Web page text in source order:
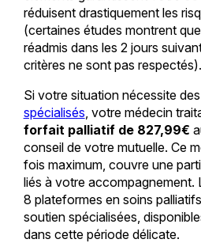
réduisent drastiquement les
(certaines études montrent
réadmis dans les 2 jours
critères ne sont pas respectés).
Si votre situation nécessite des
spécialisés , votre médecin
forfait palliatif de 827,99€
conseil de votre mutuelle. Ce
fois maximum, couvre une
liés à votre accompagnement.
8 plateformes en soins
soutien spécialisées,
dans cette période délicate.